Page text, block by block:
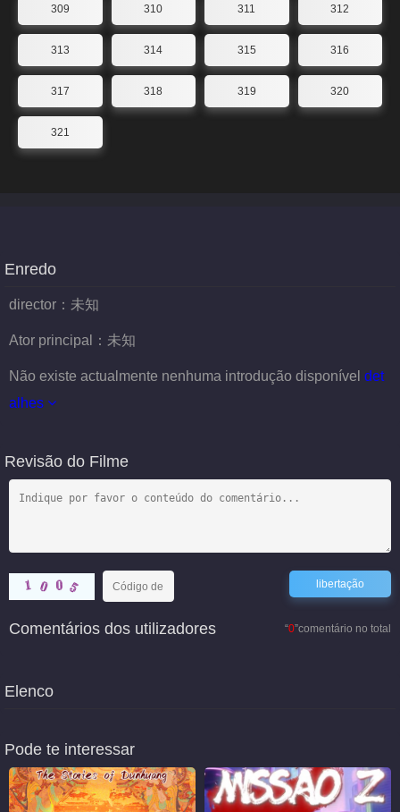
309 310 311 312
313 314 315 316
317 318 319 320
321
Enredo
director： 未知
Ator principal： 未知
Não existe actualmente nenhuma introdução disponível det
alhes
Revisão do Filme
“0”comentário no total
Comentários dos utilizadores
Elenco
Pode te interessar